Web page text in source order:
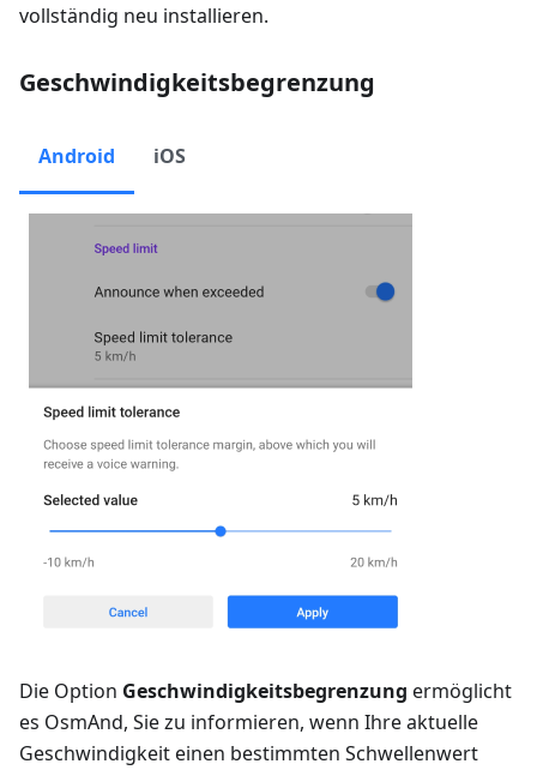
vollständig neu installieren.
Geschwindigkeitsbegrenzung
Android iOS
Die Option Geschwindigkeitsbegrenzung ermöglicht
es OsmAnd, Sie zu informieren, wenn Ihre aktuelle
Geschwindigkeit einen bestimmten Schwellenwert